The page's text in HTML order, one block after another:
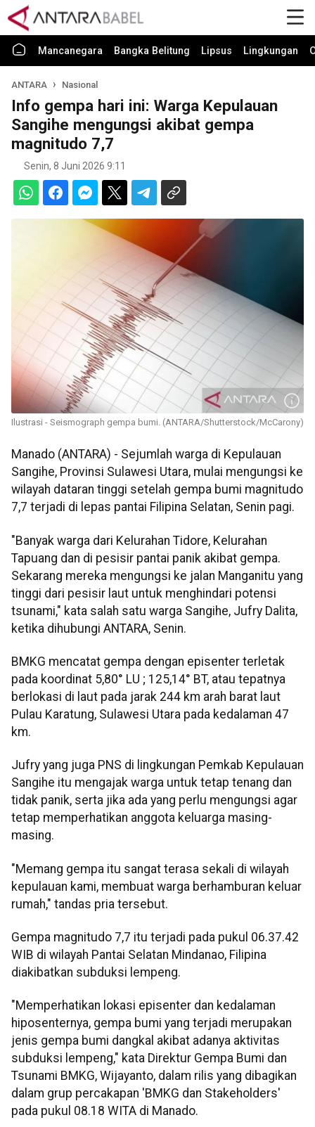
Mancanegara Bangka Belitung Lipsus Lingkungan
ANTARA Nasional
Info gempa hari ini: Warga Kepulauan
Sangihe mengungsi akibat gempa
magnitudo 7,7
Senin, 8 Juni 2026 9:11
Ilustrasi - Seismograph gempa bumi. (ANTARA/Shutterstock/McCarony)
Manado (ANTARA) - Sejumlah warga di Kepulauan
Sangihe, Provinsi Sulawesi Utara, mulai mengungsi ke
wilayah dataran tinggi setelah gempa bumi magnitudo
7,7 terjadi di lepas pantai Filipina Selatan, Senin pagi.
"Banyak warga dari Kelurahan Tidore, Kelurahan
Tapuang dan di pesisir pantai panik akibat gempa.
Sekarang mereka mengungsi ke jalan Manganitu yang
tinggi dari pesisir laut untuk menghindari potensi
tsunami," kata salah satu warga Sangihe, Jufry Dalita,
ketika dihubungi ANTARA, Senin.
BMKG mencatat gempa dengan episenter terletak
pada koordinat 5,80° LU ; 125,14° BT, atau tepatnya
berlokasi di laut pada jarak 244 km arah barat laut
Pulau Karatung, Sulawesi Utara pada kedalaman 47
km.
Jufry yang juga PNS di lingkungan Pemkab Kepulauan
Sangihe itu mengajak warga untuk tetap tenang dan
tidak panik, serta jika ada yang perlu mengungsi agar
tetap memperhatikan anggota keluarga masing-
masing.
"Memang gempa itu sangat terasa sekali di wilayah
kepulauan kami, membuat warga berhamburan keluar
rumah," tandas pria tersebut.
Gempa magnitudo 7,7 itu terjadi pada pukul 06.37.42
WIB di wilayah Pantai Selatan Mindanao, Filipina
diakibatkan subduksi lempeng.
"Memperhatikan lokasi episenter dan kedalaman
hiposenternya, gempa bumi yang terjadi merupakan
jenis gempa bumi dangkal akibat adanya aktivitas
subduksi lempeng," kata Direktur Gempa Bumi dan
Tsunami BMKG, Wijayanto, dalam rilis yang dibagikan
dalam grup percakapan 'BMKG dan Stakeholders'
pada pukul 08.18 WITA di Manado.